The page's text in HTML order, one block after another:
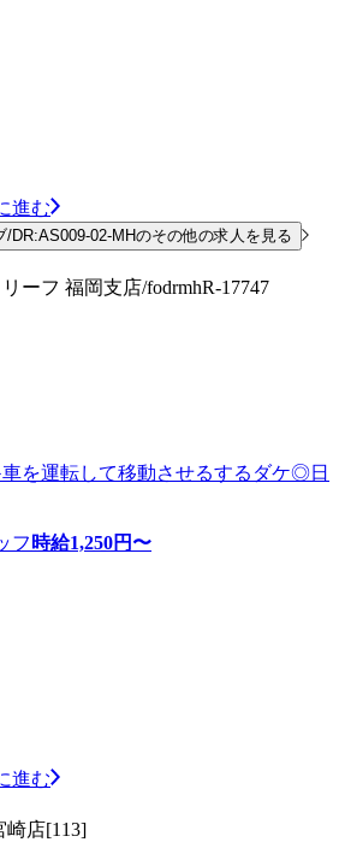
進む
DR:AS009-02-MHのその他の求人を見る
ーフ 福岡支店/fodrmhR-17747
を運転して移動させるするダケ◎日
フ 時給1,250円〜
進む
崎店[113]